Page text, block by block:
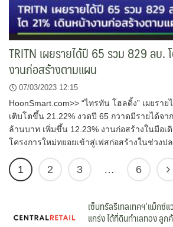
TRITN เผยรายได้ปี 65 รวม 829 ลบ.
งานก่อสร้างตามแผน
07/03/2023 12:15
HoonSmart.com>> “ไทรทัน โฮลดิ้ง” เผยรา
เติบโตขึ้น 21.22% งวดปี 65 กวาดมีรายได้จา
ล้านบาท เพิ่มขึ้น 12.23% งานก่อสร้างในมือ
โครงการใหม่ทยอยเข้าสู่เฟสก่อสร้างในช่วงป
1 2 3 … 6
เซ็นทรัลรีเทลเทคฯ’แม็กซ์
แกร่ง ได้ที่ดินทำเลทอง ลู